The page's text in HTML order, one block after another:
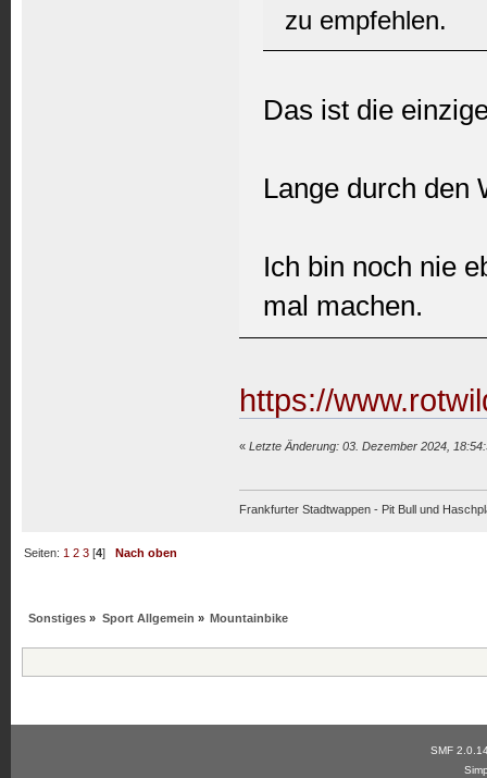
zu empfehlen.
Das ist die
Lange durch
Ich bin noch nie
mal machen.
https://
« Letzte Änderung: 03. Dezember 2024,
Frankfurter Stadtwappen - Pit Bull und
Seiten: 1 2 3 [4]Nach oben
Sonstiges » Sport Allgemein » Mountainbike
SMF